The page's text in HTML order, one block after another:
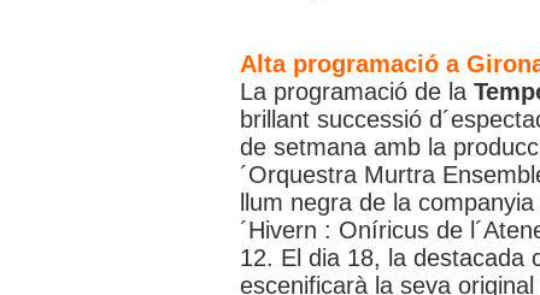
Alta programació a
La programació de la
brillant successió
de setmana amb la
´Orquestra Murtra
llum negra de la
´Hivern : Oníricus de
12. El dia 18, la destacada
escenificarà la seva